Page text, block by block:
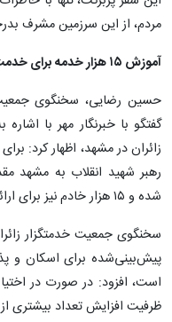
مردم، از این سرزمین مشرف
آموزش ۱۵ هزار خدمه برای خدمت‌رسانی به زائران
حسین رضایی، سخنگوی جمعیت
گفتگو با خبرنگار مهر با
زائران در مشهد، اظهار کرد:
شده و ۱۵ هزار خادم نیز برای ارائه خدمات آموزش دیده‌اند.
سخنگوی جمعیت خدمتگزار
است، افزود: در صورت در
ظرفیت افزایش تعداد بیشتری از